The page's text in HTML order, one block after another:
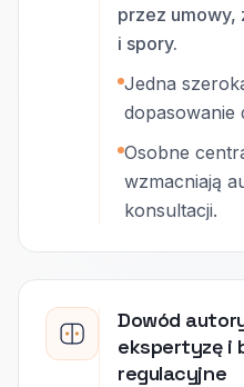
przez umowy,
i spory.
Jedna
dopasowanie
Osobne
wzmacniają
konsultacji.
Dowód
ekspertyzę i
regulacyjne